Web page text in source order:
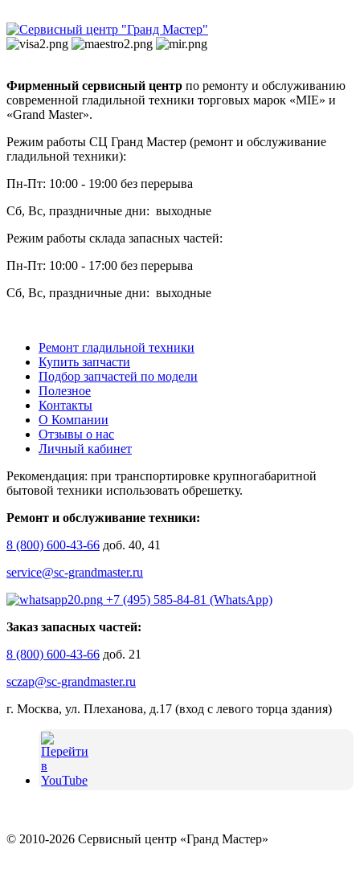
Фирменный сервисный центр по ремонту и обслуживанию
современной гладильной техники торговых марок «MIE» и
«Grand Master».
Режим работы СЦ Гранд Мастер (ремонт и обслуживание
гладильной техники):
Пн-Пт: 10:00 - 19:00 без перерыва
Сб, Вс, праздничные дни: выходные
Режим работы склада запасных частей:
Пн-Пт: 10:00 - 17:00 без перерыва
Сб, Вс, праздничные дни: выходные
Ремонт гладильной техники
Купить запчасти
Подбор запчастей по модели
Полезное
Контакты
О Компании
Отзывы о нас
Личный кабинет
Рекомендация: при транспортировке крупногабаритной
бытовой техники использовать обрешетку.
Ремонт и обслуживание техники:
8 (800) 600-43-66 доб. 40, 41
service@sc-grandmaster.ru
+7 (495) 585-84-81 (WhatsApp)
Заказ запасных частей:
8 (800) 600-43-66 доб. 21
sczap@sc-grandmaster.ru
г. Москва, ул. Плеханова, д.17 (вход с левого торца здания)
© 2010-2026 Сервисный центр «Гранд Мастер»